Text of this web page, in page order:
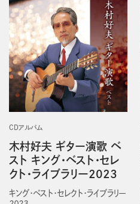
CDアルバム
木村好夫 ギター演歌 ベ
スト キング・ベスト・セレ
クト・ライブラリー2023
キング・ベスト・セレクト・ライブラリー